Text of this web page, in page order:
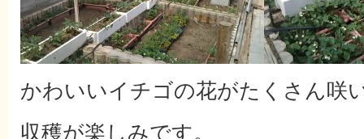
かわいいイチゴの花がたくさん咲
収穫が楽しみです。